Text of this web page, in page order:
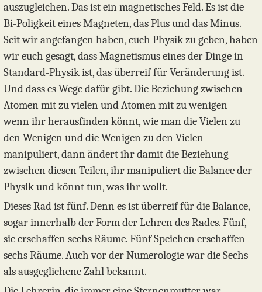
auszugleichen. Das ist ein magnetisches Feld. Es ist die
Bi-Poligkeit eines Magneten, das Plus und das Minus.
Seit wir angefangen haben, euch Physik zu geben, haben
wir euch gesagt, dass Magnetismus eines der Dinge in
Standard-Physik ist, das überreif für Veränderung ist.
Und dass es Wege dafür gibt. Die Beziehung zwischen
Atomen mit zu vielen und Atomen mit zu wenigen –
wenn ihr herausfinden könnt, wie man die Vielen zu
den Wenigen und die Wenigen zu den Vielen
manipuliert, dann ändert ihr damit die Beziehung
zwischen diesen Teilen, ihr manipuliert die Balance der
Physik und könnt tun, was ihr wollt.
Dieses Rad ist fünf. Denn es ist überreif für die Balance,
sogar innerhalb der Form der Lehren des Rades. Fünf,
sie erschaffen sechs Räume. Fünf Speichen erschaffen
sechs Räume. Auch vor der Numerologie war die Sechs
als ausgeglichene Zahl bekannt.